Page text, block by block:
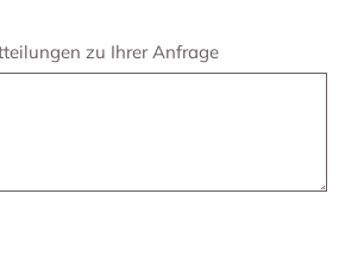
zu Ihrer Anfrage